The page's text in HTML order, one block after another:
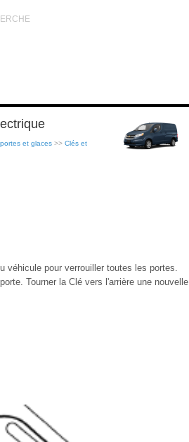
et glaces >> Clés et
véhicule pour verrouiller toutes les portes.
Tourner la Clé vers l'arrière une nouvelle